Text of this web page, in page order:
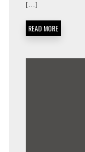
[…]
READ MORE